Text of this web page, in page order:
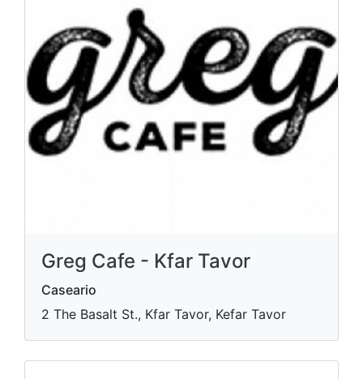
Greg Cafe - Kfar Tavor
Caseario
2 The Basalt St., Kfar Tavor, Kefar Tavor